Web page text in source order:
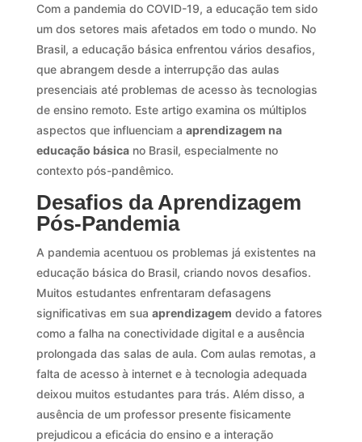
Com a pandemia do COVID-19, a educação tem sido
um dos setores mais afetados em todo o mundo. No
Brasil, a educação básica enfrentou vários desafios,
que abrangem desde a interrupção das aulas
presenciais até problemas de acesso às tecnologias
de ensino remoto. Este artigo examina os múltiplos
aspectos que influenciam a aprendizagem na
educação básicano Brasil, especialmente no
contexto pós-pandêmico.
Desafios da Aprendizagem
Pós-Pandemia
A pandemia acentuou os problemas já existentes na
educação básica do Brasil, criando novos desafios.
Muitos estudantes enfrentaram defasagens
significativas em sua aprendizagem devido a fatores
como a falha na conectividade digital e a ausência
prolongada das salas de aula. Com aulas remotas, a
falta de acesso à internet e à tecnologia adequada
deixou muitos estudantes para trás. Além disso, a
ausência de um professor presente fisicamente
prejudicou a eficácia do ensino e a interação